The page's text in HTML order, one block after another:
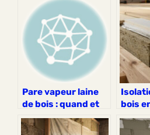
Pare vapeur laine
de bois : quand et
comment l’utiliser
bois